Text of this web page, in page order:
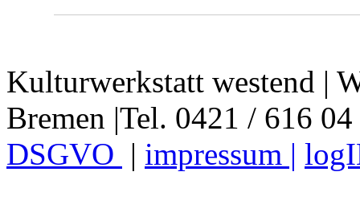
Kulturwerkstatt westend |
Bremen |Tel. 0421 / 616
DSGVO | impressum |